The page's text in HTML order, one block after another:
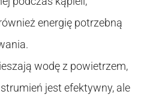
energię potrzebną
wodę z powietrzem,
jest efektywny, ale